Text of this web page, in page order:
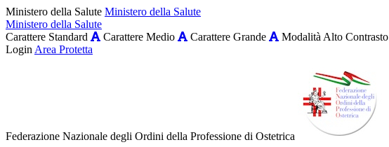
Ministero della Salute Ministero della Salute
Ministero della Salute
Carattere Standard
Carattere Medio Carattere Grande Modalità Alto Contrasto
Login Area Protetta
Federazione Nazionale degli Ordini della Professione di Ostetrica